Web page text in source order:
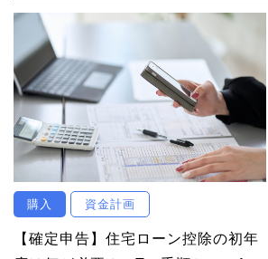
購入 資金計画
【確定申告】住宅ローン控除の初年